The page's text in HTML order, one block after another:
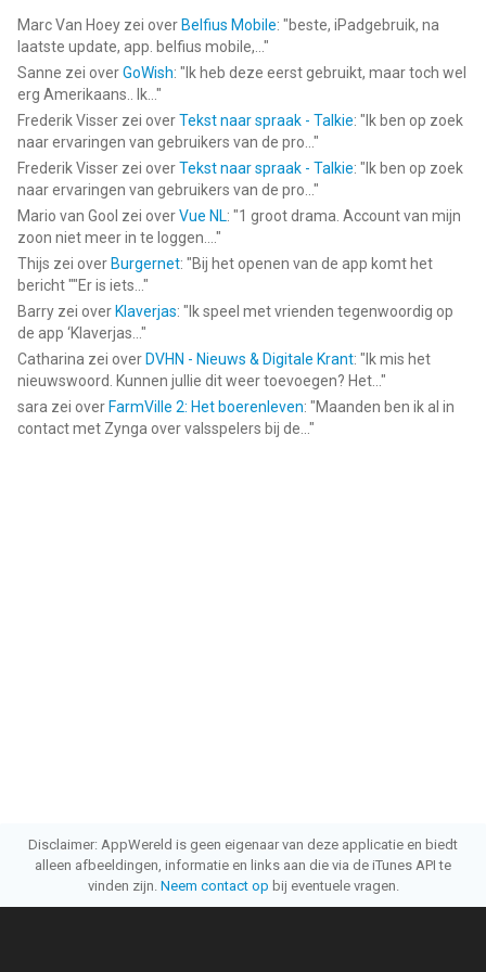
--
Thinkrolls Space van AVOKIDDO is een app voor iPhone, iPad
en iPod touch met iOS versie 11.0 of hoger, geschikt bevonden
voor gebruikers met leeftijden vanaf 4 jaar
Informatie voor Thinkrolls Spaceis het laatst vergeleken op 9
Aug om 08:52.
Marc Van Hoey zei over Belfius Mobile: "beste, iPadgebruik, na
laatste update, app. belfius mobile,... "
Sanne zei overGoWish: " Ik heb deze eerst gebruikt, maar toch wel
erg Amerikaans.. Ik... "
Frederik Visser zei overTekst naar spraak - Talkie: " Ik ben op zoek
naar ervaringen van gebruikers van de pro... "
Frederik Visser zei overTekst naar spraak - Talkie: " Ik ben op zoek
naar ervaringen van gebruikers van de pro... "
Mario van Gool zei overVue NL: "1 groot drama. Account van mijn
zoon niet meer in te loggen.... "
Thijs zei over Burgernet: "Bij het openen van de app komt het
bericht ""Er is iets... "
Barry zei over Klaverjas: " Ik speel met vrienden tegenwoordig op
de app ‘Klaverjas... "
Catharina zei over DVHN - Nieuws & Digitale Krant: " Ik mis het
nieuwswoord. Kunnen jullie dit weer toevoegen? Het... "
sara zei over FarmVille 2: Het boerenleven: "Maanden ben ik al in
contact met Zynga over valsspelers bij de... "
Disclaimer: AppWereld is geen eigenaar van deze applicatie en biedt
alleen afbeeldingen, informatie en links aan die via de iTunes API te
vinden zijn. Neem contact op bij eventuele vragen.